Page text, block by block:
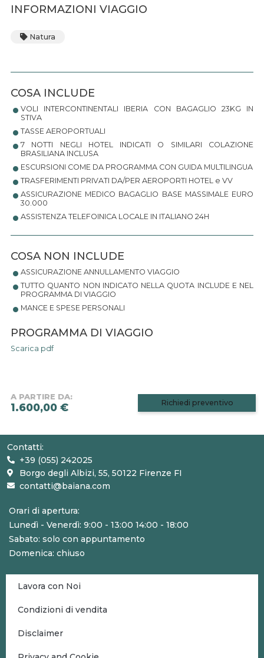
INFORMAZIONI VIAGGIO
Natura
COSA INCLUDE
•VOLI INTERCONTINENTALI IBERIA CON BAGAGLIO 23KG IN
STIVA
• TASSE AEROPORTUALI
• 7 NOTTI NEGLI HOTEL INDICATI O SIMILARI COLAZIONE
BRASILIANA INCLUSA
• ESCURSIONI COME DA PROGRAMMA CON GUIDA MULTILINGUA
• TRASFERIMENTI PRIVATI DA/PER AEROPORTI HOTEL e VV
•ASSICURAZIONE MEDICO BAGAGLIO BASE MASSIMALE EURO
30.000
•ASSISTENZA TELEFOINICA LOCALE IN ITALIANO 24H
COSA NON INCLUDE
•ASSICURAZIONE ANNULLAMENTO VIAGGIO
• TUTTO QUANTO NON INDICATO NELLA QUOTA INCLUDE E NEL
PROGRAMMA DI VIAGGIO
• MANCE E SPESE PERSONALI
PROGRAMMA DI VIAGGIO
Scarica pdf
A PARTIRE DA:
1.600,00 € Richiedi preventivo
Contatti:
+39 (055) 242025
Borgo degli Albizi, 55, 50122 Firenze FI
contatti@baiana.com
Orari di apertura:
Lunedì - Venerdì: 9:00 - 13:00 14:00 - 18:00
Sabato: solo con appuntamento
Domenica: chiuso
Lavora con Noi
Condizioni di vendita
Disclaimer